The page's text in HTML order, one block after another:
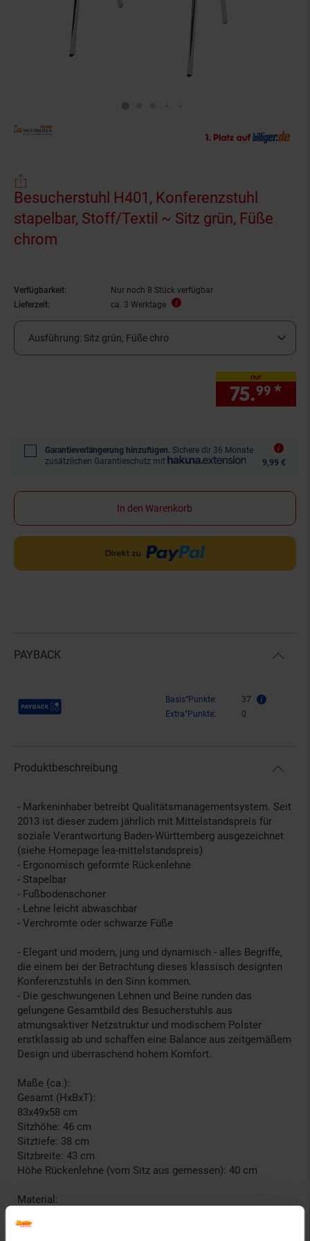
Besucherstuhl H401, Konferenzstuhl
stapelbar, Stoff/Textil ~ Sitz grün, Füße
chrom
Verfügbarkeit:
Nur noch 8 Stück verfügbar
Lieferzeit:
ca. 3 Werktage
Ausführung: Sitz grün, Füße chro
nur
75.99 *
Garantieverlängerung hinzufügen. Sichere dir 36 Monate
zusätzlichen Garantieschutz mit
9,99 €
In den Warenkorb
PAYBACK
Payback Punkte Basis°Punkte:
37
Extra°Punkte:
0
Produktbeschreibung
- Markeninhaber betreibt Qualitätsmanagementsystem. Seit
2013 ist dieser zudem jährlich mit Mittelstandspreis für
soziale Verantwortung Baden-Württemberg ausgezeichnet
(siehe Homepage lea-mittelstandspreis)
- Ergonomisch geformte Rückenlehne
- Stapelbar
- Fußbodenschoner
- Lehne leicht abwaschbar
- Verchromte oder schwarze Füße
- Elegant und modern, jung und dynamisch - alles Begriffe,
die einem bei der Betrachtung dieses klassisch designten
Konferenzstuhls in den Sinn kommen.
- Die geschwungenen Lehnen und Beine runden das
gelungene Gesamtbild des Besucherstuhls aus
atmungsaktiver Netzstruktur und modischem Polster
erstklassig ab und schaffen eine Balance aus zeitgemäßem
Design und überraschend hohem Komfort.
Maße (ca.):
Gesamt (HxBxT):
83x49x58 cm
Sitzhöhe: 46 cm
Sitztiefe: 38 cm
Sitzbreite: 43 cm
Höhe Rückenlehne (vom Sitz aus gemessen): 40 cm
Material:
Gestell: Metall